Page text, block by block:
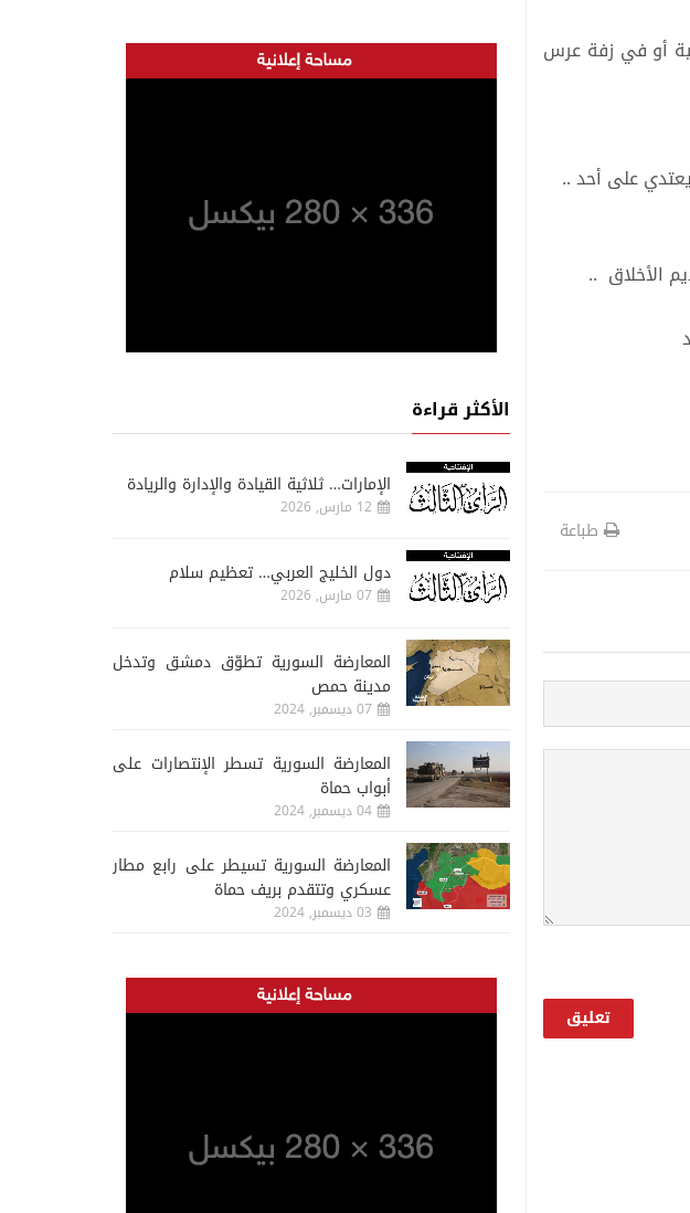
أو في زفة عرس
على أحد ..
الأخلاق ..
طباعة
الأكثر قراءة
الإمارات… ثلاثية القيادة والإدارة والريادة
12 مارس, 2026
دول الخليج العربي… تعظيم سلام
07 مارس, 2026
المعارضة السورية تطوّق دمشق وتدخل
مدينة حمص
07 ديسمبر, 2024
المعارضة السورية تسطر الإنتصارات على
أبواب حماة
04 ديسمبر, 2024
المعارضة السورية تسيطر على رابع مطار
عسكري وتتقدم بريف حماة
03 ديسمبر, 2024